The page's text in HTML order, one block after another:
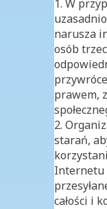
1. W
narusza
osób
prawem,
2.
starań,
Internetu
całości i